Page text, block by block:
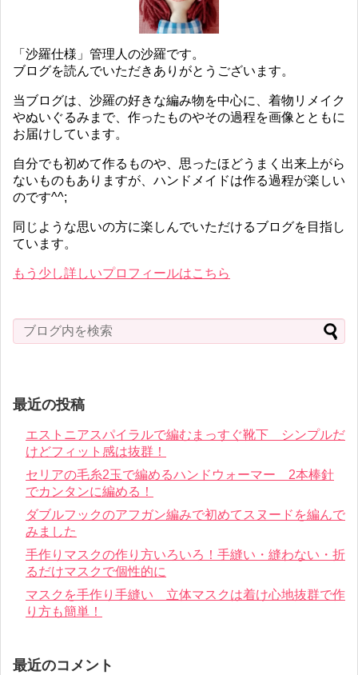
「沙羅仕様」管理人の沙羅です。
ブログを読んでいただきありがとうございます。
当ブログは、沙羅の好きな編み物を中心に、着物リメイク
やぬいぐるみまで、作ったものやその過程を画像とともに
お届けしています。
自分でも初めて作るものや、思ったほどうまく出来上がら
ないものもありますが、ハンドメイドは作る過程が楽しい
のです^^;
同じような思いの方に楽しんでいただけるブログを目指し
ています。
もう少し詳しいプロフィールはこちら
最近の投稿
エストニアスパイラルで編むまっすぐ靴下 シンプルだ
けどフィット感は抜群！
セリアの毛糸2玉で編めるハンドウォーマー 2本棒針
でカンタンに編める！
ダブルフックのアフガン編みで初めてスヌードを編んで
みました
手作りマスクの作り方いろいろ！手縫い・縫わない・折
るだけマスクで個性的に
マスクを手作り手縫い 立体マスクは着け心地抜群で作
り方も簡単！
最近のコメント